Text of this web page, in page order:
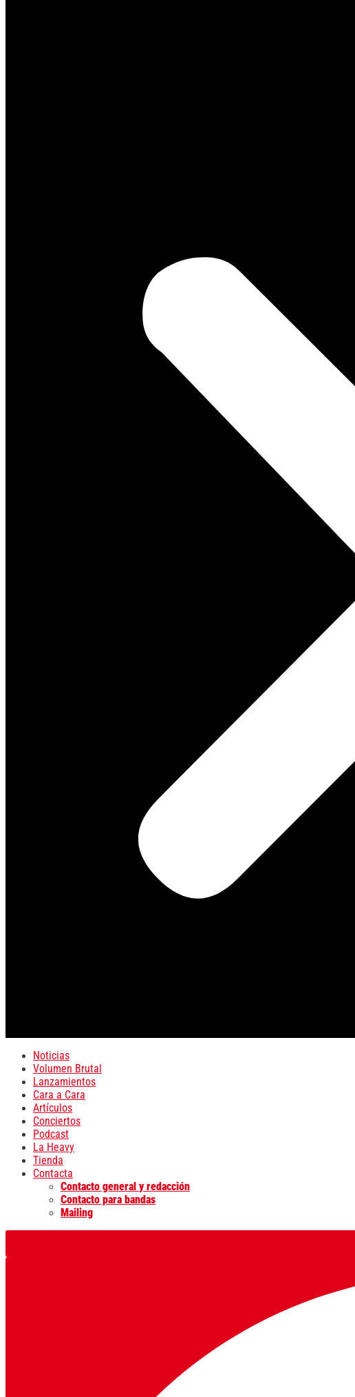
Noticias
Volumen Brutal
Lanzamientos
Cara a Cara
Artículos
Conciertos
Podcast
La Heavy
Tienda
Contacta
Contacto general y redacción
Contacto para bandas
Mailing